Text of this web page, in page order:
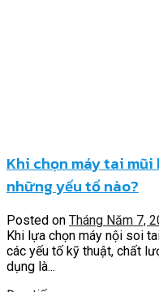
Khi chọn máy tai
những yếu tố nào?
Posted on Tháng Năm 7,
Khi lựa chọn máy nội soi
các yếu tố kỹ thuật, chất
dụng là...